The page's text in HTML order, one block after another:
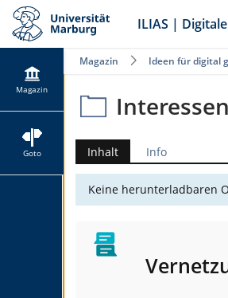
ILIAS |
Magazin
Goto
Magazin Ideen für digital
Inhalt Info
Keine herunterladbaren